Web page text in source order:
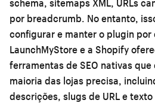
schema, sitemaps XML, URLs
por breadcrumb. No entanto,
configurar e manter o plugin
LaunchMyStore e a Shopify
ferramentas de SEO nativas
maioria das lojas precisa,
descrições, slugs de URL e